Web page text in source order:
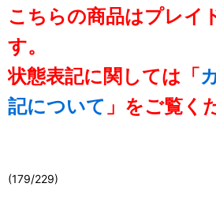
こちらの商品はプレイ
す。
状態表記に関しては「
記について 」をご覧く
(179/229)